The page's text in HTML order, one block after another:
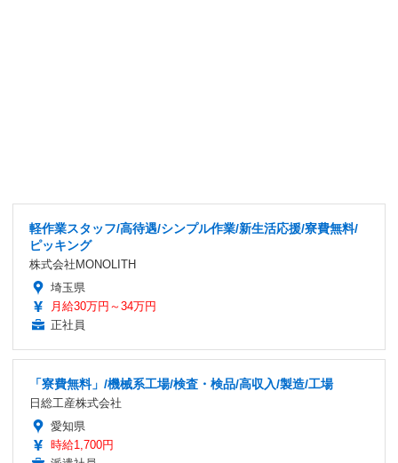
軽作業スタッフ/高待遇/シンプル作業/新生活応援/寮費無料/
ピッキング
株式会社MONOLITH
埼玉県
月給30万円～34万円
正社員
「寮費無料」/機械系工場/検査・検品/高収入/製造/工場
日総工産株式会社
愛知県
時給1,700円